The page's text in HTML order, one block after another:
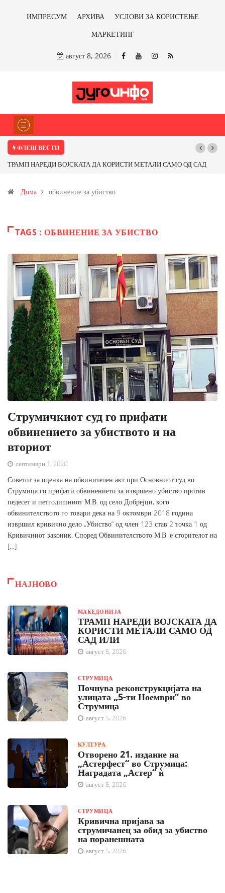
ИМПРЕСУМ АРХИВА
УСЛОВИ ЗА КОРИСТЕЊЕ
МАРКЕТИНГ
август 8, 2026
ФЛЕШ ВЕСТИ
ТРАМП НАРЕДИ ВОЈСКАТА ДА КОРИСТИ МЕТАЛИ САМО ОД САД
Иловица и со антимонот?
Дома обвинение за убиство
TAGS : ОБВИНЕНИЕ ЗА УБИСТВО
Струмичкиот суд го прифати
обвинението за убиството и на
вториот
септември 1, 2020
Советот за оценка на обвинителен акт при Основниот суд во
Струмица го прифати обвинението за извршено убиство против
педесет и петгодишниот М.В. од село Добрејци, кого
обвинителството го товари дека на 9 октомври 2018 година
извршил кривично дело „Убиство“ од член 123 став 2 точка 1 од
Кривичниот законик. Според Обвинителството М.В. е сторителот на
[…]
НАЈНОВО
МАКЕДОНИЈА
ТРАМП НАРЕДИ ВОЈСКАТА ДА
КОРИСТИ МЕТАЛИ САМО ОД
САД ИЛИ
август 5, 2026
СТРУМИЦА
Почнува реконструкцијата на
улицата „5-ти Ноември“ во
Струмица
август 5, 2026
КУЛТУРА
Отворено 21. издание на
„Астерфест“ во Струмица:
Наградата „Астер“ ѝ
август 5, 2026
СТРУМИЦА
Кривична пријава за
струмичанец за обид за убиство
на поранешната
август 5, 2026